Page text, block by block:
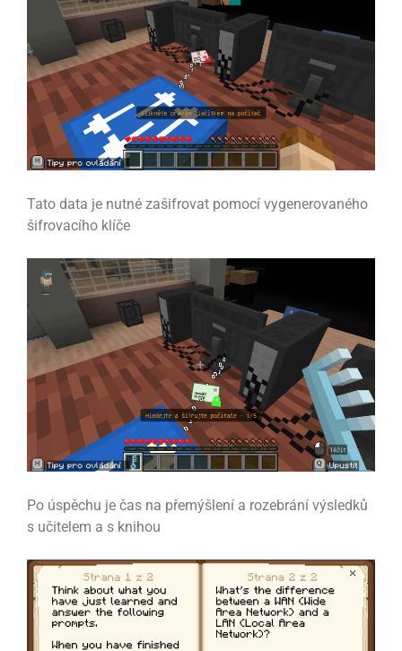
Tato data je nutné zašifrovat pomocí vygenerovaného
šifrovacího klíče
Po úspěchu je čas na přemýšlení a rozebrání výsledků
s učitelem a s knihou